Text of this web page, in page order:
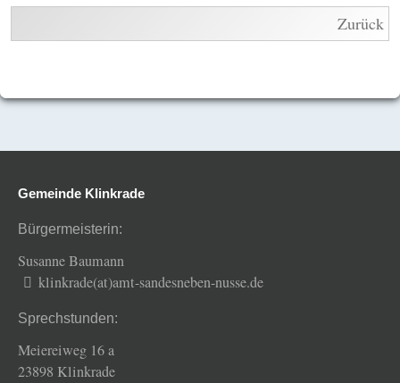
Zurück
Gemeinde Klinkrade
Bürgermeisterin:
Susanne Baumann
klinkrade(at)amt-sandesneben-nusse.de
Sprechstunden:
Meiereiweg 16 a
23898 Klinkrade